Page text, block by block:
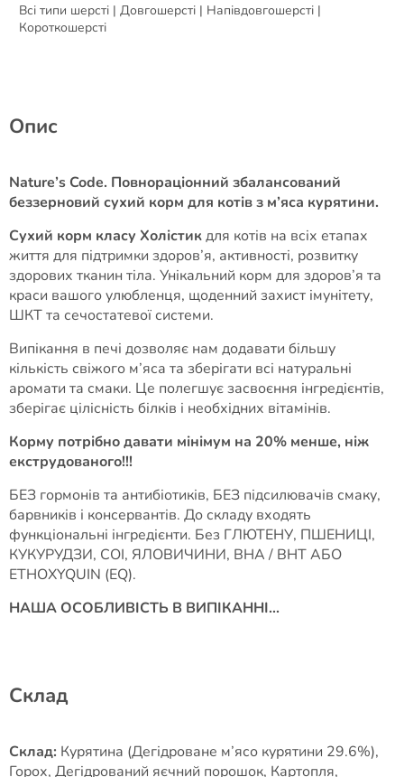
Всі типи шерсті | Довгошерсті | Напівдовгошерсті |
Короткошерсті
Опис
Nature’s Code. Повнораціонний збалансований
беззерновий сухий корм для котів з м’яса курятини.
Сухий корм класу Холістикдля котів на всіх етапах
життя для підтримки здоров’я, активності, розвитку
здорових тканин тіла. Унікальний корм для здоров’я та
краси вашого улюбленця, щоденний захист імунітету,
ШКТ та сечостатевої системи.
Випікання в печі дозволяє нам додавати більшу
кількість свіжого м’яса та зберігати всі натуральні
аромати та смаки. Це полегшує засвоєння інгредієнтів,
зберігає цілісність білків і необхідних вітамінів.
Корму потрібно давати мінімум на 20% менше, ніж
екструдованого!!!
БЕЗ гормонів та антибіотиків, БЕЗ підсилювачів смаку,
барвників і консервантів. До складу входять
функціональні інгредієнти. Без ГЛЮТЕНУ, ПШЕНИЦІ,
КУКУРУДЗИ, СОІ, ЯЛОВИЧИНИ, BHA / BHT АБО
ETHOXYQUIN (EQ).
НАША ОСОБЛИВІСТЬ В ВИПІКАННІ...
Склад
Склад: Курятина (Дегідроване м’ясо курятини 29.6%),
Горох, Дегідрований яєчний порошок, Картопля,